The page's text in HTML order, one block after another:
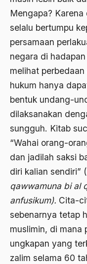
Mengapa?
selalu bertumpu
persamaan
negara di
melihat
hukum hanya
bentuk undang-
dilaksanakan
sungguh. Kitab
“Wahai orang-
dan jadilah saksi
diri kalian sendiri” (
qawwamuna bi al
anfusikum). Cita-
sebenarnya tetap
muslimin, di mana
ungkapan yang
zalim selama 60
Aktivis Muda
akulturasi
akulturasi budaya
Al Asnawi
al qaeda
Al-Ghazali
Al-Ikhwanu Al-
Al-Ikhwanul Muslimin
al-Khalil Ibnu Ahmad
Al-Maududi
Al-qua'an dan Hadist
al-quran
Alexander